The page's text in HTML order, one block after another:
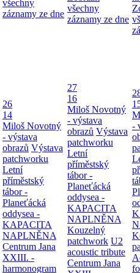
všechny
záznamy ze dne
všechny
záznamy ze dne
26
14
Miloš Novotný
- výstava
obrazů Výstava
patchworku
Letní
příměstský
tábor -
Planeťácká
oddysea -
KAPACITA
NAPLNĚNA
Centrum Jana
XXIII. -
harmonogram
27
16
Miloš Novotný
- výstava
obrazů Výstava
patchworku
Letní
příměstský
tábor -
Planeťácká
oddysea -
KAPACITA
NAPLNĚNA
Kouzelný
patchwork U2
acoustic tribute
Centrum Jana
-